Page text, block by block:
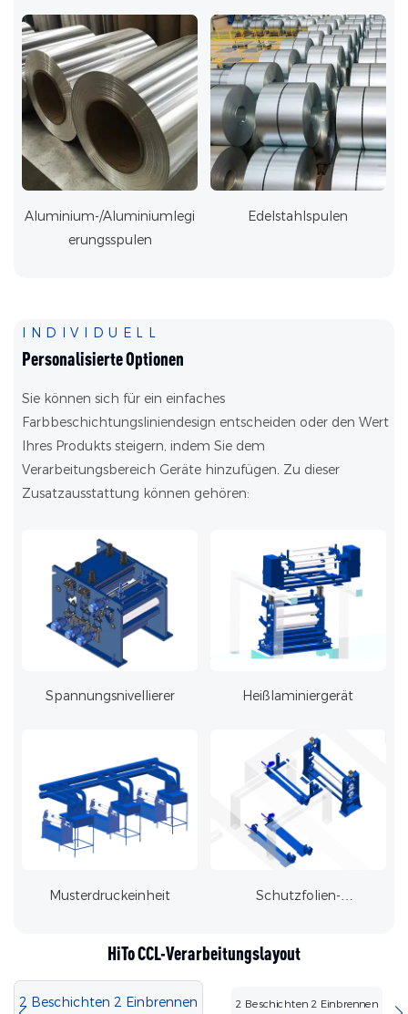
Aluminium-/Aluminiumlegi
erungsspulen
Edelstahlspulen
INDIVIDUELL
Personalisierte Optionen
Sie können sich für ein einfaches
Farbbeschichtungsliniendesign entscheiden oder den Wert
Ihres Produkts steigern, indem Sie dem
Verarbeitungsbereich Geräte hinzufügen. Zu dieser
Zusatzausstattung können gehören:
Spannungsnivellierer Heißlaminiergerät
Musterdruckeinheit
Schutzfolien-
HiTo CCL-Verarbeitungslayout
2 Beschichten 2 Einbrennen
2 Beschichten 2 Einbrennen